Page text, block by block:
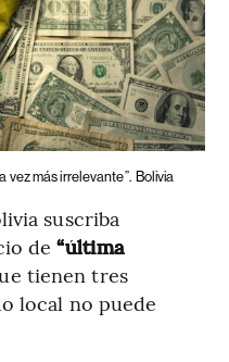
vez más irrelevante”. Bolivia
suscriba
de“última
tienen tres
local no puede